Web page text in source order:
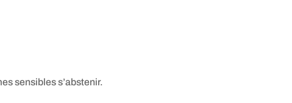
sensibles s’abstenir.